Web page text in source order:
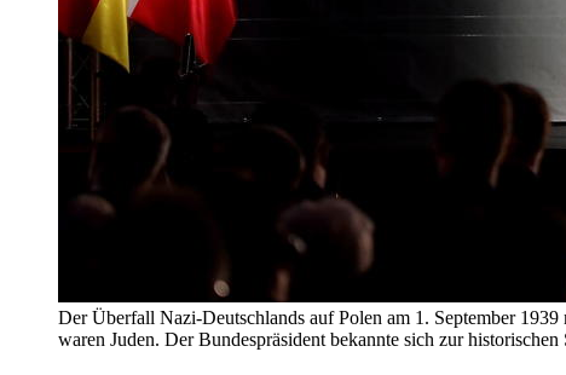
Der Überfall Nazi-Deutschlands auf Polen am 1. September
waren Juden. Der Bundespräsident bekannte sich zur